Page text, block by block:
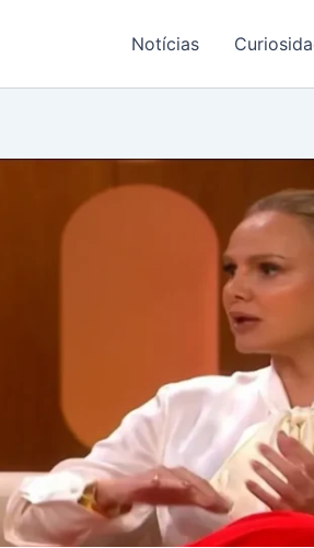
Notícias